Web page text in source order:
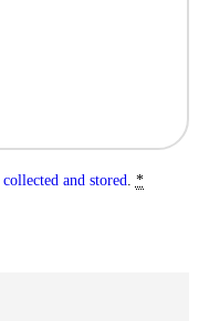
collected and stored *